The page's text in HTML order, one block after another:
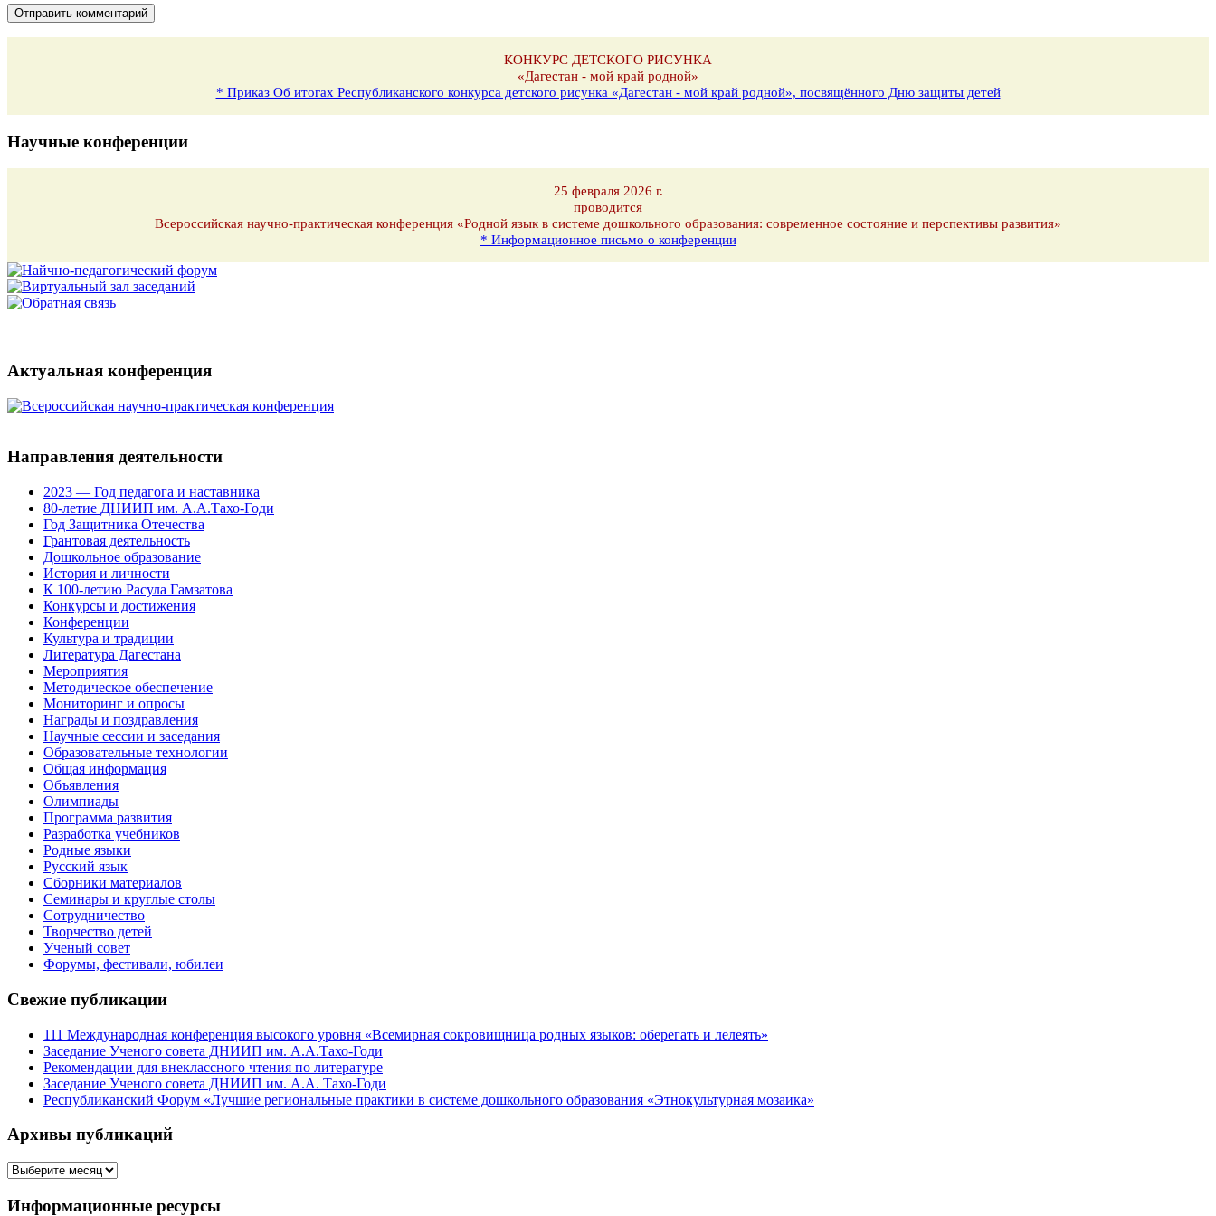
КОНКУРС ДЕТСКОГО РИСУНКА
«Дагестан - мой край родной»
* Приказ Об итогах Республиканского конкурса детского рисунка «Дагестан - мой край родной», посвящённого Дню защиты детей
Научные конференции
25 февраля 2026 г.
проводится
Всероссийская научно-практическая конференция «Родной язык в системе дошкольного образования: современное состояние и перспективы развития»
* Информационное письмо о конференции
Актуальная конференция
Направления деятельности
2023 — Год педагога и наставника
80-летие ДНИИП им. А.А.Тахо-Годи
Год Защитника Отечества
Грантовая деятельность
Дошкольное образование
История и личности
К 100-летию Расула Гамзатова
Конкурсы и достижения
Конференции
Культура и традиции
Литература Дагестана
Мероприятия
Методическое обеспечение
Мониторинг и опросы
Награды и поздравления
Научные сессии и заседания
Образовательные технологии
Общая информация
Объявления
Олимпиады
Программа развития
Разработка учебников
Родные языки
Русский язык
Сборники материалов
Семинары и круглые столы
Сотрудничество
Творчество детей
Ученый совет
Форумы, фестивали, юбилеи
Свежие публикации
111 Международная конференция высокого уровня «Всемирная сокровищница родных языков: оберегать и лелеять»
Заседание Ученого совета ДНИИП им. А.А.Тахо-Годи
Рекомендации для внеклассного чтения по литературе
Заседание Ученого совета ДНИИП им. А.А. Тахо-Годи
Республиканский Форум «Лучшие региональные практики в системе дошкольного образования «Этнокультурная мозаика»
Архивы публикаций
Архивы
Информационные ресурсы